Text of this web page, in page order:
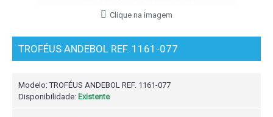
Clique na imagem
TROFÉUS ANDEBOL REF. 1161-077
Modelo:TROFÉUS ANDEBOL REF. 1161-077
Disponibilidade: Existente